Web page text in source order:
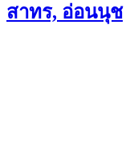
สาทร, อ่อนนุช